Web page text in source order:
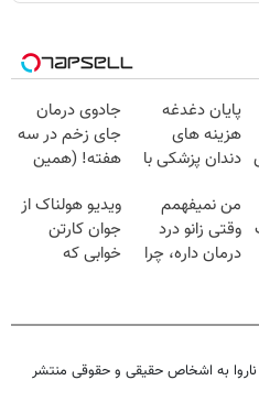
پایان دغدغه
هزینه های
دندان پزشکی با
خانگی
جادوی درمان
جای زخم در سه
هفته! (همین
صحبت کنید)
من نمیفهمم
وقتی زانو درد
درمان داره، چرا
ویدیو هولناک از
جوان کارتن
خوابی که
به اشخاص حقیقی و حقوقی منتشر